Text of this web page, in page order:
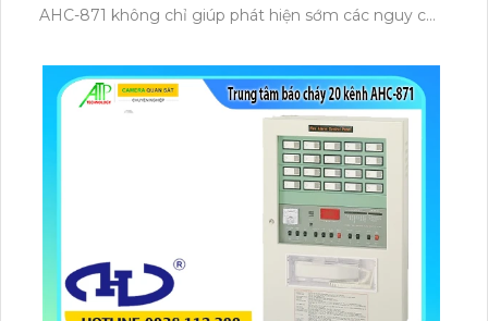
AHC-871 không chỉ giúp phát hiện sớm các nguy cơ
khiển hiệu quả để xử lý tình huống khẩn cấp một
cách nhanh chóng và chính xác.